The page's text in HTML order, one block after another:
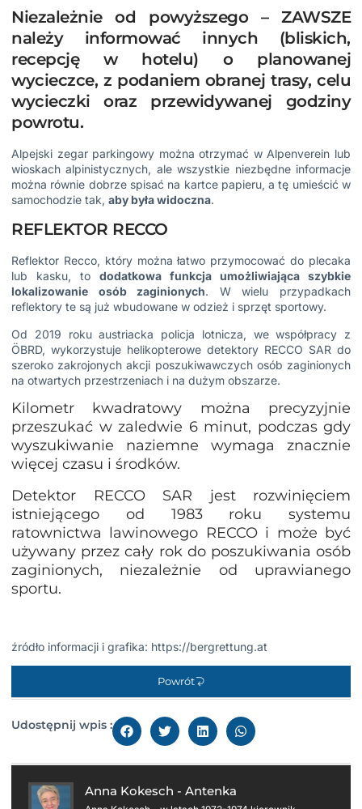
Niezależnie od powyższego – ZAWSZE
należy informować innych (bliskich,
recepcję w hotelu) o planowanej
wycieczce, z podaniem obranej trasy, celu
wycieczki oraz przewidywanej godziny
powrotu.
Alpejski zegar parkingowy można otrzymać w Alpenverein lub
wioskach alpinistycznych, ale wszystkie niezbędne informacje
można równie dobrze spisać na kartce papieru, a tę umieścić w
samochodzie tak, aby była widoczna.
REFLEKTOR RECCO
Reflektor Recco, który można łatwo przymocować do plecaka
lub kasku, to dodatkowa funkcja umożliwiająca szybkie
lokalizowanie osób zaginionych. W wielu przypadkach
reflektory te są już wbudowane w odzież i sprzęt sportowy.
Od 2019 roku austriacka policja lotnicza, we współpracy z
ÖBRD, wykorzystuje helikopterowe detektory RECCO SAR do
szeroko zakrojonych akcji poszukiwawczych osób zaginionych
na otwartych przestrzeniach i na dużym obszarze.
Kilometr kwadratowy można precyzyjnie
przeszukać w zaledwie 6 minut, podczas gdy
wyszukiwanie naziemne wymaga znacznie
więcej czasu i środków.
Detektor RECCO SAR jest rozwinięciem
istniejącego od 1983 roku systemu
ratownictwa lawinowego RECCO i może być
używany przez cały rok do poszukiwania osób
zaginionych, niezależnie od uprawianego
sportu.
źródło informacji i grafika: https://bergrettung.at
Powrót
Udostępnij wpis :
Anna Kokesch - Antenka